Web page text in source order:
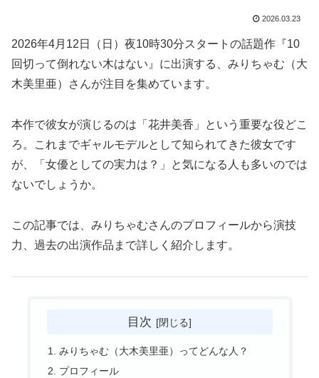
2026.03.23
2026年4月12日（日）夜10時30分スタートの話題作『10
回切って倒れない木はない』に出演する、みりちゃむ（大
木美里亜）さんが注目を集めています。
本作で彼女が演じるのは「花井美香」という重要な役どこ
ろ。これまでギャルモデルとして知られてきた彼女です
が、「女優としての実力は？」と気になる人も多いのでは
ないでしょうか。
この記事では、みりちゃむさんのプロフィールから演技
力、過去の出演作品まで詳しく紹介します。
目次
みりちゃむ（大木美里亜）ってどんな人？
プロフィール